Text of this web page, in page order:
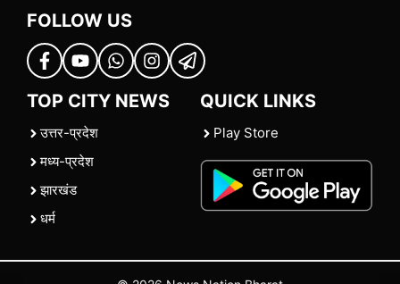
FOLLOW US
TOP CITY NEWS
उत्तर-प्रदेश
मध्य-प्रदेश
झारखंड
धर्म
QUICK LINKS
Play Store